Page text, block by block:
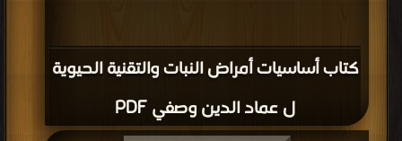
كتاب أساسيات أمراض النبات والتقنية الحيوية
ل عماد الدين وصفي PDF